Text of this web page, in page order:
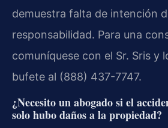
demuestra falta de intención
responsabilidad. Para una
comuníquese con el Sr. Sris y
bufete al (888) 437-7747.
¿Necesito un abogado si el
solo hubo daños a la propiedad?